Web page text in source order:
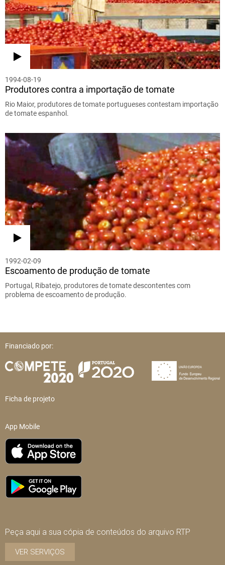
1994-08-19
Produtores contra a importação de tomate
Rio Maior, produtores de tomate portugueses contestam importação
de tomate espanhol.
1992-02-09
Escoamento de produção de tomate
Portugal, Ribatejo, produtores de tomate descontentes com
problema de escoamento de produção.
Financiado por:
Ficha de projeto
App Mobile
Peça aqui a sua cópia de conteúdos do arquivo RTP
VER SERVIÇOS